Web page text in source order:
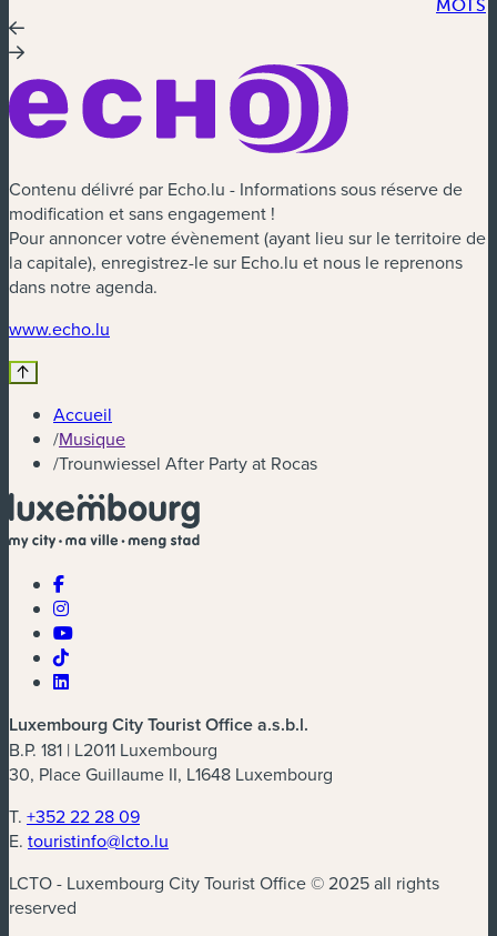
MOTS
Contenu délivré par Echo.lu - Informations sous réserve de
modification et sans engagement !
Pour annoncer votre évènement (ayant lieu sur le territoire de
la capitale), enregistrez-le sur Echo.lu et nous le reprenons
dans notre agenda.
www.echo.lu
Accueil
/Musique
/Trounwiessel After Party at Rocas
Luxembourg City Tourist Office a.s.b.l.
B.P. 181 | L2011 Luxembourg
30, Place Guillaume II, L1648 Luxembourg
T. +352 22 28 09
E. touristinfo@lcto.lu
LCTO - Luxembourg City Tourist Office © 2025 all rights
reserved